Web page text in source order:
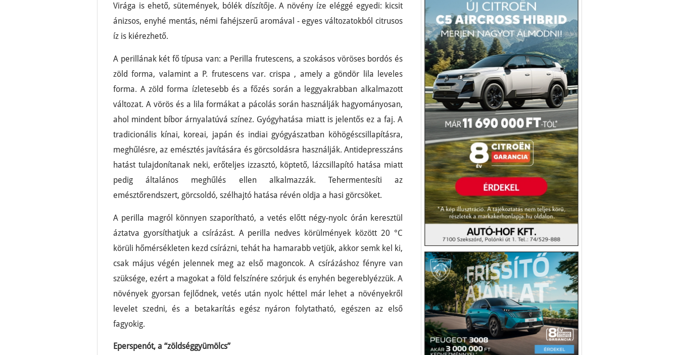
Virága is ehető, sütemények, bólék díszítője. A növény íze eléggé egyedi: kicsit
ánizsos, enyhé mentás, némi fahéjszerű aromával - egyes változatokból citrusos
íz is kiérezhető.
A perillának két fő típusa van: a Perilla frutescens, a szokásos vöröses bordós és
zöld forma, valamint a P. frutescens var. crispa , amely a göndör lila leveles
forma. A zöld forma ízletesebb és a főzés során a leggyakrabban alkalmazott
változat. A vörös és a lila formákat a pácolás során használják hagyományosan,
ahol mindent bíbor árnyalatúvá színez. Gyógyhatása miatt is jelentős ez a faj. A
tradicionális kínai, koreai, japán és indiai gyógyászatban köhögéscsillapításra,
meghűlésre, az emésztés javítására és görcsoldásra használják. Antidepresszáns
hatást tulajdonítanak neki, erőteljes izzasztó, köptető, lázcsillapító hatása miatt
pedig általános meghűlés ellen alkalmazzák. Tehermentesíti az
emésztőrendszert, görcsoldó, szélhajtó hatása révén oldja a hasi görcsöket.
A perilla magról könnyen szaporítható, a vetés előtt négy-nyolc órán keresztül
áztatva gyorsíthatjuk a csírázást. A perilla nedves körülmények között 20 °C
körüli hőmérsékleten kezd csírázni, tehát ha hamarabb vetjük, akkor semk kel ki,
csak május végén jelennek meg az első magoncok. A csírázáshoz fényre van
szüksége, ezért a magokat a föld felszínére szórjuk és enyhén begereblyézzük. A
növények gyorsan fejlődnek, vetés után nyolc héttel már lehet a növényekről
levelet szedni, és a betakarítás egész nyáron folytatható, egészen az első
fagyokig.
Eperspenót, a “zöldséggyümölcs”